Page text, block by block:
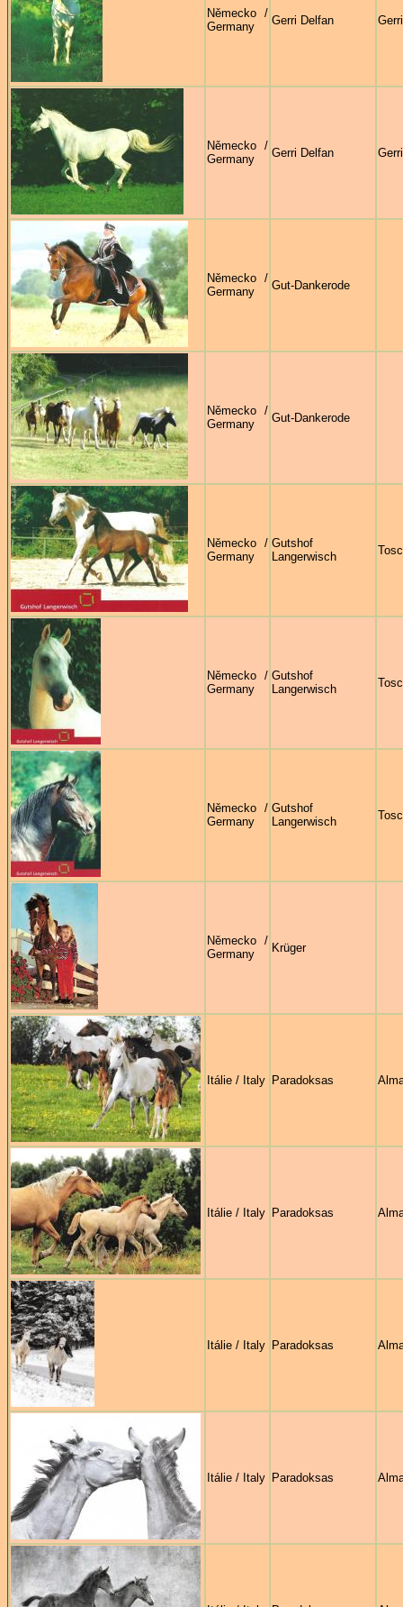
Německo /
Germany
Gerri Delfan
Německo /
Germany
Gerri Delfan
Německo /
Germany
Gut-Dankerode
Německo /
Germany
Gut-Dankerode
Německo /
Germany
Gutshof
Langerwisch
Německo /
Germany
Gutshof
Langerwisch
Německo /
Germany
Gutshof
Langerwisch
Německo /
Germany
Krüger
Itálie / Italy Paradoksas
Itálie / Italy Paradoksas
Itálie / Italy Paradoksas
Itálie / Italy Paradoksas